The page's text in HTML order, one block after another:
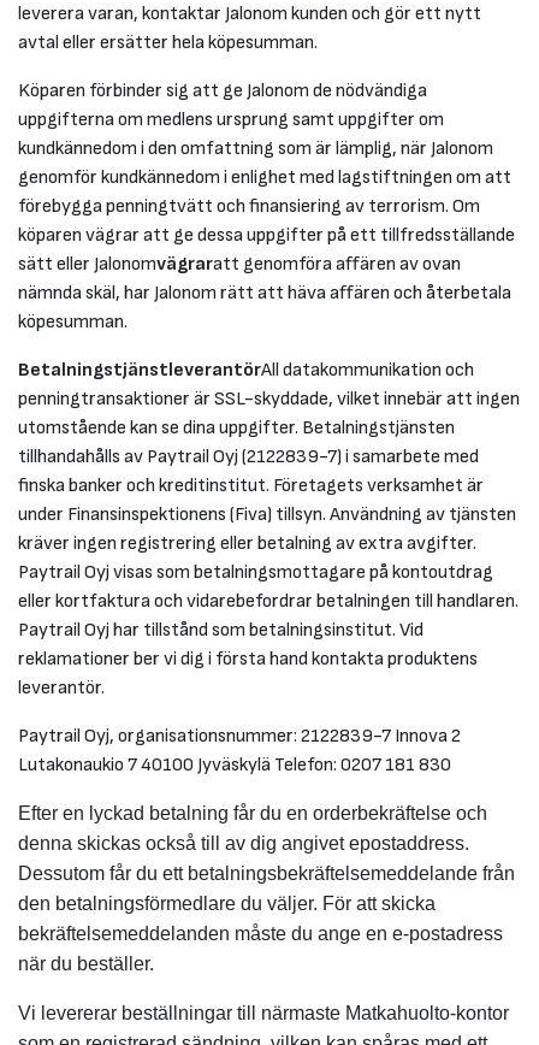
leverera varan, kontaktar Jalonom kunden och gör ett nytt
avtal eller ersätter hela köpesumman.
Köparen förbinder sig att ge Jalonom de nödvändiga
uppgifterna om medlens ursprung samt uppgifter om
kundkännedom i den omfattning som är lämplig, när Jalonom
genomför kundkännedom i enlighet med lagstiftningen om att
förebygga penningtvätt och finansiering av terrorism. Om
köparen vägrar att ge dessa uppgifter på ett tillfredsställande
sätt eller Jalonomvägraratt genomföra affären av ovan
nämnda skäl, har Jalonom rätt att häva affären och återbetala
köpesumman.
BetalningstjänstleverantörAll datakommunikation och
penningtransaktioner är SSL-skyddade, vilket innebär att ingen
utomstående kan se dina uppgifter. Betalningstjänsten
tillhandahålls av Paytrail Oyj (2122839-7) i samarbete med
finska banker och kreditinstitut. Företagets verksamhet är
under Finansinspektionens (Fiva) tillsyn. Användning av tjänsten
kräver ingen registrering eller betalning av extra avgifter.
Paytrail Oyj visas som betalningsmottagare på kontoutdrag
eller kortfaktura och vidarebefordrar betalningen till handlaren.
Paytrail Oyj har tillstånd som betalningsinstitut. Vid
reklamationer ber vi dig i första hand kontakta produktens
leverantör.
Paytrail Oyj, organisationsnummer: 2122839-7 Innova 2
Lutakonaukio 7 40100 Jyväskylä Telefon: 0207 181 830
Efter en lyckad betalning får du en orderbekräftelse och
denna skickas också till av dig angivet epostaddress.
Dessutom får du ett betalningsbekräftelsemeddelande från
den betalningsförmedlare du väljer. För att skicka
bekräftelsemeddelanden måste du ange en e-postadress
när du beställer.
Vi levererar beställningar till närmaste Matkahuolto-kontor